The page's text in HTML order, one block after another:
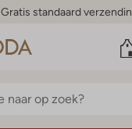
Gratis standaard